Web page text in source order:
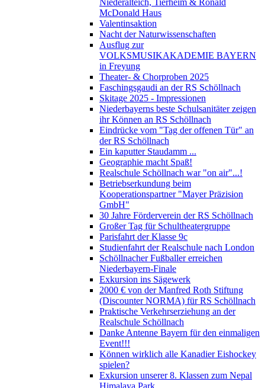
Niederalteich, Tierheim & Ronald
McDonald Haus
Valentinsaktion
Nacht der Naturwissenschaften
Ausflug zur
VOLKSMUSIKAKADEMIE BAYERN
in Freyung
Theater- & Chorproben 2025
Faschingsgaudi an der RS Schöllnach
Skitage 2025 - Impressionen
Niederbayerns beste Schulsanitäter zeigen
ihr Können an RS Schöllnach
Eindrücke vom "Tag der offenen Tür" an
der RS Schöllnach
Ein kaputter Staudamm ...
Geographie macht Spaß!
Realschule Schöllnach war "on air"...!
Betriebserkundung beim
Kooperationspartner "Mayer Präzision
GmbH"
30 Jahre Förderverein der RS Schöllnach
Großer Tag für Schultheatergruppe
Parisfahrt der Klasse 9c
Studienfahrt der Realschule nach London
Schöllnacher Fußballer erreichen
Niederbayern-Finale
Exkursion ins Sägewerk
2000 € von der Manfred Roth Stiftung
(Discounter NORMA) für RS Schöllnach
Praktische Verkehrserziehung an der
Realschule Schöllnach
Danke Antenne Bayern für den einmaligen
Event!!!
Können wirklich alle Kanadier Eishockey
spielen?
Exkursion unserer 8. Klassen zum Nepal
Himalaya Park